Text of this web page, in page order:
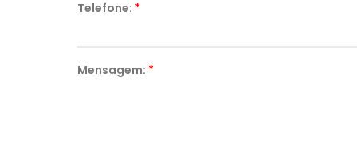
Telefone: *
Mensagem: *